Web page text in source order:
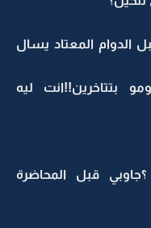
الدوام المعتاد يسال
ليه
قبل المحاضرة